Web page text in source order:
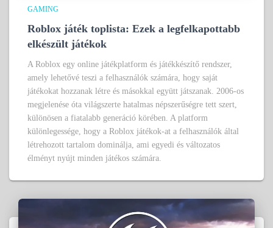
GAMING
Roblox játék toplista: Ezek a legfelkapottabb
elkészült játékok
A Roblox egy online játékplatform és játékkészítő rendszer,
amely lehetővé teszi a felhasználók számára, hogy saját
játékokat hozzanak létre és másokkal együtt játszanak. 2006-os
megjelenése óta világszerte hatalmas népszerűségre tett szert,
különösen a fiatalabb generáció körében. A platform
különlegessége, hogy a Roblox játékok-at a felhasználók által
létrehozott tartalom dominálja, ami egyedi és változatos
élményt nyújt minden játékos számára.